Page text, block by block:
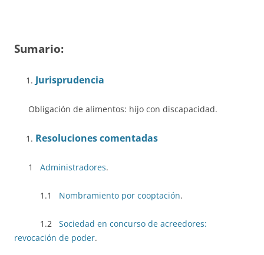
Sumario:
Jurisprudencia
Obligación de alimentos: hijo con discapacidad.
Resoluciones comentadas
1 Administradores.
1.1 Nombramiento por cooptación.
1.2 Sociedad en concurso de acreedores:
revocación de poder.